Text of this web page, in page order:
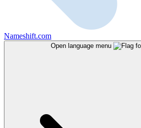
Nameshift.com
Open language menu